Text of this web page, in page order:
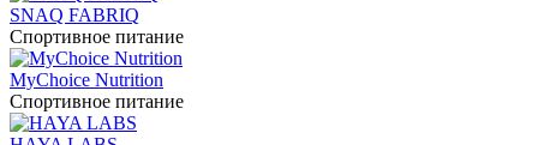
SNAQ FABRIQ
Спортивное питание
MyChoice Nutrition
Спортивное питание